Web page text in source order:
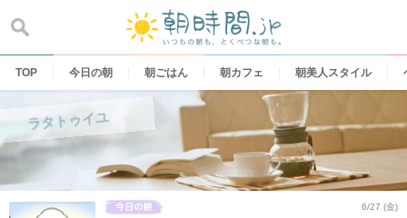
content
TOP 今日の朝 朝ごはん 朝カフェ 朝美人スタイル
ラタトゥイユ
6/27 (金)